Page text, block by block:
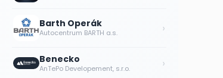
Barth Operák
Autocentrum BARTH a.s. ›
Benecko
AnTePo Developement, s.r.o. ›